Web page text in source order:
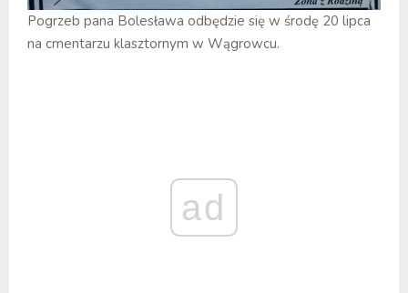
Pogrzeb pana Bolesława odbędzie się w środę 20 lipca
na cmentarzu klasztornym w Wągrowcu.
ad